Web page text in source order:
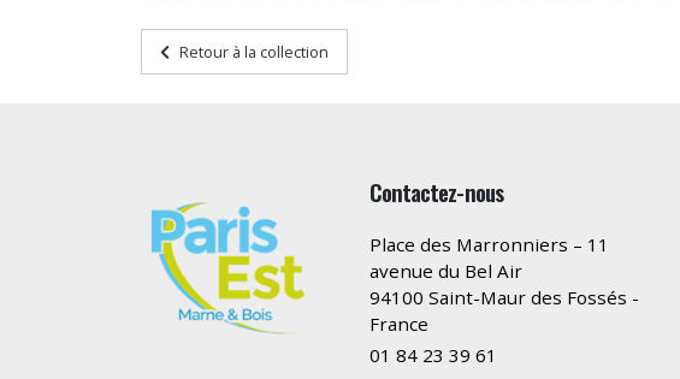
Retour à la collection
Contactez-nous
Place des Marronniers – 11
avenue du Bel Air
94100 Saint-Maur des Fossés -
France
01 84 23 39 61